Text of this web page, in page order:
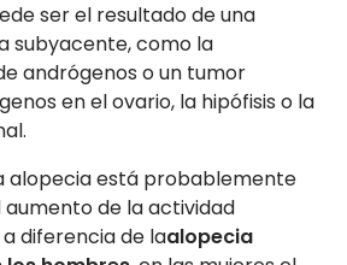
ser el resultado de una
subyacente, como la
andrógenos o un tumor
en el ovario, la hipófisis o la
alopecia está probablemente
de la actividad
diferencia de laalopecia